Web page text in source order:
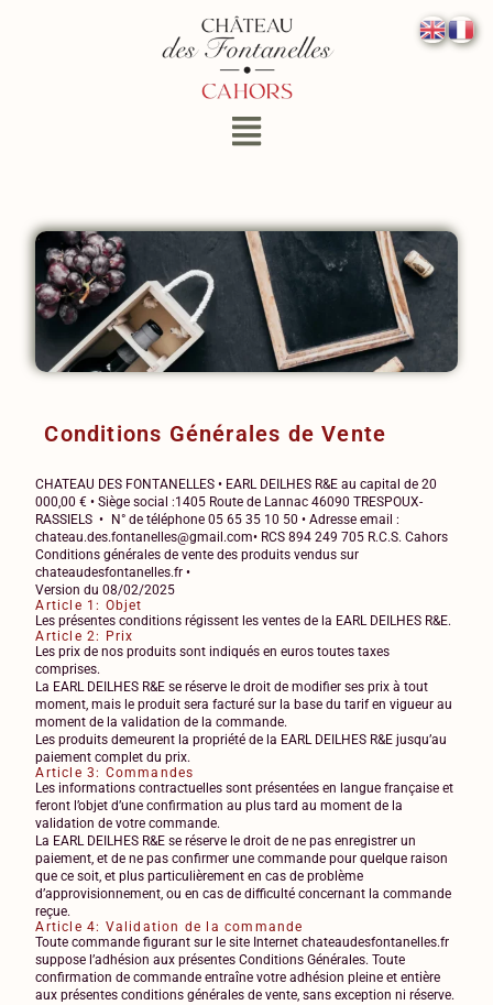
Conditions Générales de Vente
CHATEAU DES FONTANELLES • EARL DEILHES R&E au capital de 20
000,00 € • Siège social :1405 Route de Lannac 46090 TRESPOUX-
RASSIELS • N° de téléphone 05 65 35 10 50 • Adresse email :
chateau.des.fontanelles@gmail.com• RCS 894 249 705 R.C.S. Cahors
Conditions générales de vente des produits vendus sur
chateaudesfontanelles.fr •
Version du 08/02/2025
Article 1: Objet
Les présentes conditions régissent les ventes de la EARL DEILHES R&E.
Article 2: Prix
Les prix de nos produits sont indiqués en euros toutes taxes
comprises.
La EARL DEILHES R&E se réserve le droit de modifier ses prix à tout
moment, mais le produit sera facturé sur la base du tarif en vigueur au
moment de la validation de la commande.
Les produits demeurent la propriété de la EARL DEILHES R&E jusqu’au
paiement complet du prix.
Article 3: Commandes
Les informations contractuelles sont présentées en langue française et
feront l’objet d’une confirmation au plus tard au moment de la
validation de votre commande.
La EARL DEILHES R&E se réserve le droit de ne pas enregistrer un
paiement, et de ne pas confirmer une commande pour quelque raison
que ce soit, et plus particulièrement en cas de problème
d’approvisionnement, ou en cas de difficulté concernant la commande
reçue.
Article 4: Validation de la commande
Toute commande figurant sur le site Internet chateaudesfontanelles.fr
suppose l’adhésion aux présentes Conditions Générales. Toute
confirmation de commande entraîne votre adhésion pleine et entière
aux présentes conditions générales de vente, sans exception ni réserve.